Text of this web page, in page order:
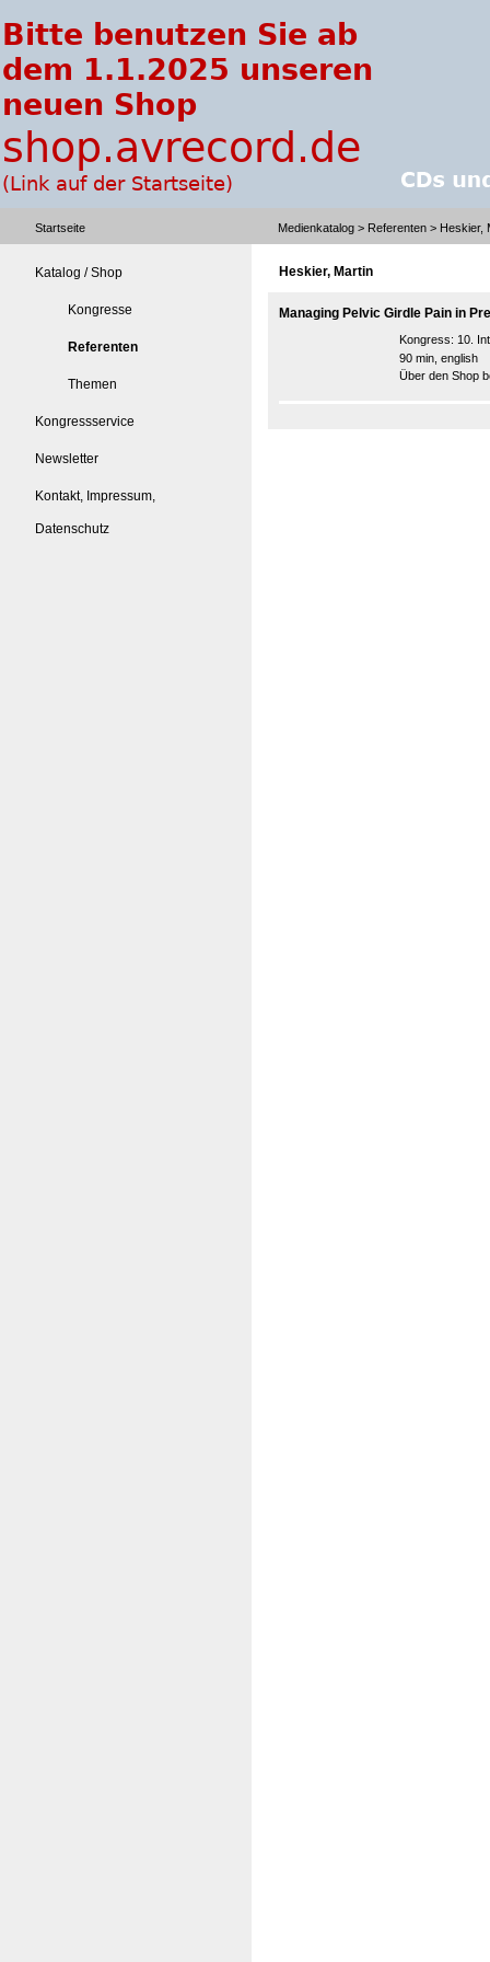
Startseite Medienkatalog > Referenten > Heskier,
Katalog / Shop
Kongresse
Referenten
Themen
Kongressservice
Newsletter
Kontakt, Impressum,
Datenschutz
Heskier, Martin
Managing Pelvic Girdle Pain in
Kongress: 10.
90 min, english
Über den Shop